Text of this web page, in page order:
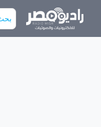
البحث
عن: